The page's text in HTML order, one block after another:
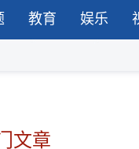
教育 娱乐
文章